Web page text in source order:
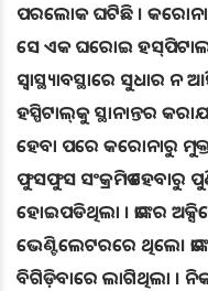
ପରଲୋକ ଘଟିଛି ।
ସେ ଏକ ଘରୋଇ
ସ୍ବାସ୍ଥ୍ୟାବସ୍ଥା‌ରେ ସୁଧାର
ହସ୍ପିଟାଲ୍‌କୁ ସ୍ଥାନାନ୍ତର
ହେବା ପରେ ‌କରୋନାରୁ
ଫୁସଫୁସ ସଂକ୍ରମିତ ହେବାରୁ ପୁଣି
ହୋଇପଡିଥିଲା । ତାଙ୍କର
ଭେଣ୍ଟିଲେଟରରେ ଥିଲେ। ତାଙ୍କ
ବିଗିଡ଼ିବାରେ ଲାଗିଥିଲା ।